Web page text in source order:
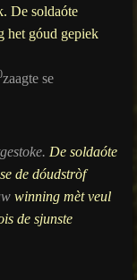
De soldaóte
het góud gepiek
zaagte se
De soldaóte
de dóudstròf
winning mèt veul
de sjunste